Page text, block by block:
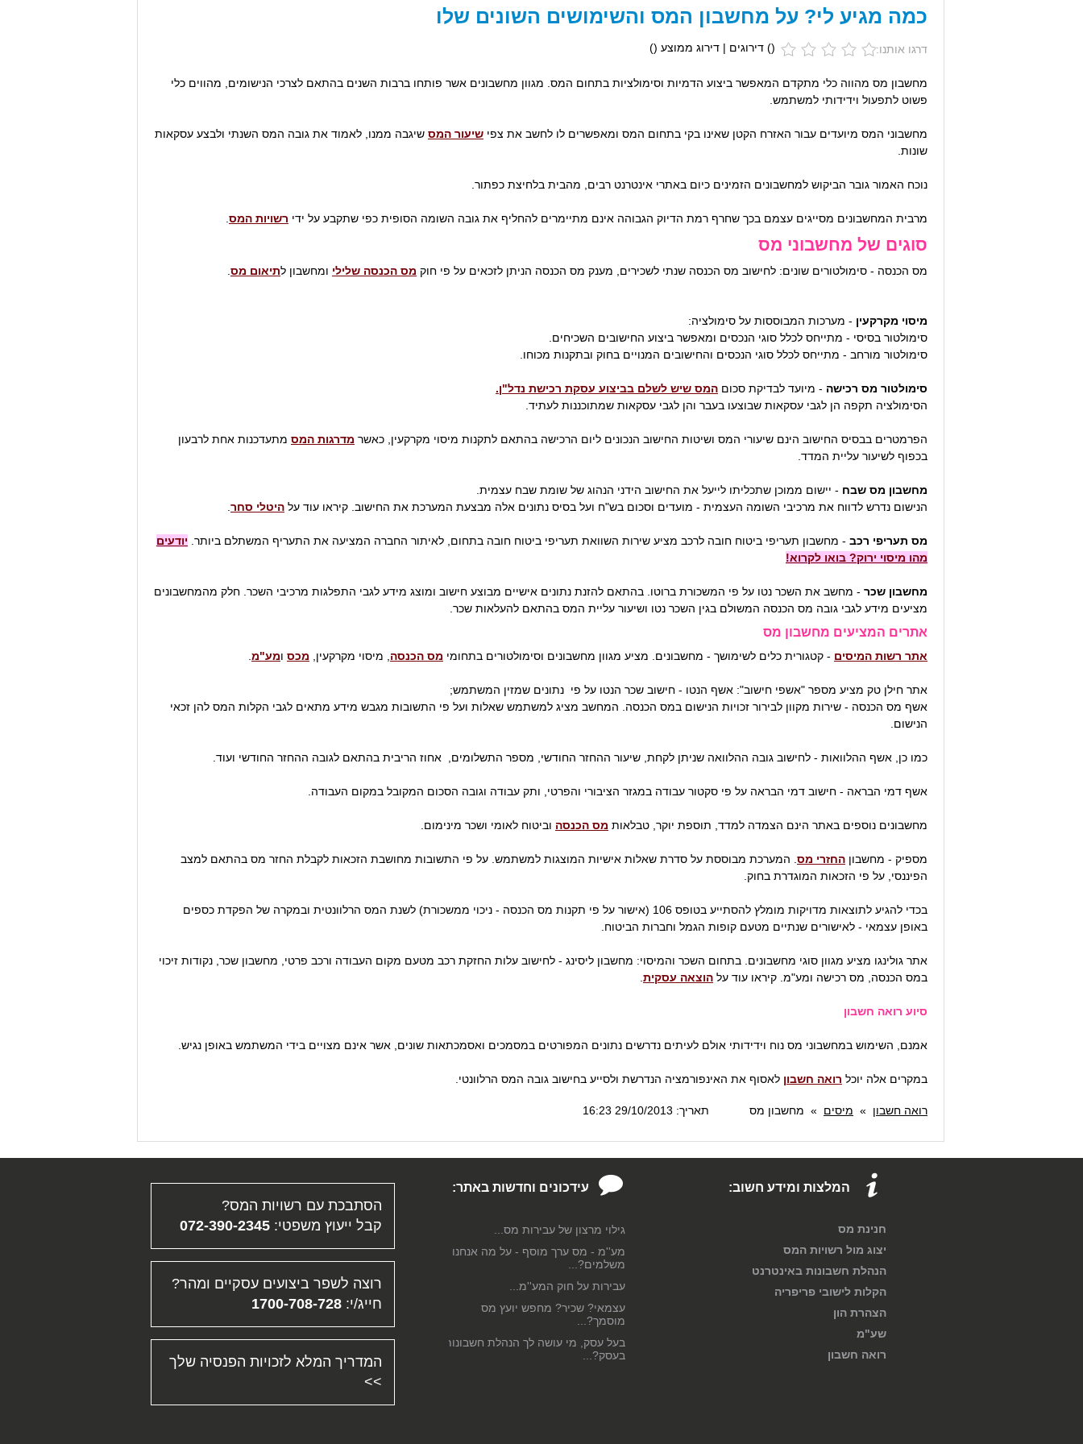
כמה מגיע לי? על מחשבון המס והשימושים השונים שלו
דרגו אותנו: () דירוגים | דירוג ממוצע ()
מחשבון מס מהווה כלי מתקדם המאפשר ביצוע הדמיות וסימולציות בתחום המס. מגוון מחשבונים אשר פותחו ברבות השנים בהתאם לצרכי הנישומים, מהווים כלי
פשוט לתפעול וידידותי למשתמש.
מחשבוני המס מיועדים עבור האזרח הקטן שאינו בקי בתחום המס ומאפשרים לו לחשב את צפי שיעור המס שיגבה ממנו, לאמוד את גובה המס השנתי ולבצע עסקאות
שונות.
נוכח האמור גובר הביקוש למחשבונים הזמינים כיום באתרי אינטרנט רבים, מהבית בלחיצת כפתור.
מרבית המחשבונים מסייגים עצמם בכך שחרף רמת הדיוק הגבוהה אינם מתיימרים להחליף את גובה השומה הסופית כפי שתקבע על ידי רשויות המס
סוגים של מחשבוני מס
מס הכנסה - סימולטורים שונים: לחישוב מס הכנסה שנתי לשכירים, מענק מס הכנסה הניתן לזכאים על פי חוק מס הכנסה שלילי ומחשבון לתיאום מס
מיסוי מקרקעין - מערכות המבוססות על סימולציה:
סימולטור בסיסי - מתייחס לכלל סוגי הנכסים ומאפשר ביצוע החישובים השכיחים.
סימולטור מורחב - מתייחס לכלל סוגי הנכסים והחישובים המנויים בחוק ובתקנות מכוחו.
סימולטור מס רכישה - מיועד לבדיקת סכום המס שיש לשלם בביצוע עסקת רכישת נדל"ן.
הסימולציה תקפה הן לגבי עסקאות שבוצעו בעבר והן לגבי עסקאות שמתוכננות לעתיד.
הפרמטרים בבסיס החישוב הינם שיעורי המס ושיטות החישוב הנכונים ליום הרכישה בהתאם לתקנות מיסוי מקרקעין, כאשר מדרגות המס מתעדכנות אחת לרבעון
בכפוף לשיעור עליית המדד.
מחשבון מס שבח - יישום ממוכן שתכליתו לייעל את החישוב הידני הנהוג של שומת שבח עצמית.
הנישום נדרש לדווח את מרכיבי השומה העצמית - מועדים וסכום בש"ח ועל בסיס נתונים אלה מבצעת המערכת את החישוב. קיראו עוד על היטלי סחר
מס תעריפי רכב - מחשבון תעריפי ביטוח חובה לרכב מציע שירות השוואת תעריפי ביטוח חובה בתחום, לאיתור החברה המציעה את התעריף המשתלם ביותר. יודעים
מהו מיסוי ירוק? בואו לקרוא!
מחשבון שכר - מחשב את השכר נטו על פי המשכורת ברוטו. בהתאם להזנת נתונים אישיים מבוצע חישוב ומוצג מידע לגבי התפלגות מרכיבי השכר. חלק מהמחשבונים
מציעים מידע לגבי גובה מס הכנסה המשולם בגין השכר נטו ושיעור עליית המס בהתאם להעלאות שכר.
אתרים המציעים מחשבון מס
אתר רשות המיסים - קטגורית כלים לשימושך - מחשבונים. מציע מגוון מחשבונים וסימולטורים בתחומי מס הכנסה , מיסוי מקרקעין, מכס ומע"מ
אתר חילן טק מציע מספר "אשפי חישוב": אשף הנטו - חישוב שכר הנטו על פי נתונים שמזין המשתמש;
אשף מס הכנסה - שירות מקוון לבירור זכויות הנישום במס הכנסה. המחשב מציג למשתמש שאלות ועל פי התשובות מגבש מידע מתאים לגבי הקלות המס להן זכאי
הנישום.
כמו כן, אשף ההלוואות - לחישוב גובה ההלוואה שניתן לקחת, שיעור ההחזר החודשי, מספר התשלומים, אחוז הריבית בהתאם לגובה ההחזר החודשי ועוד.
אשף דמי הבראה - חישוב דמי הבראה על פי סקטור עבודה במגזר הציבורי והפרטי, ותק עבודה וגובה הסכום המקובל במקום העבודה.
מחשבונים נוספים באתר הינם הצמדה למדד, תוספת יוקר, טבלאות מס הכנסה וביטוח לאומי ושכר מינימום.
מספיק - מחשבון החזרי מס . המערכת מבוססת על סדרת שאלות אישיות המוצגות למשתמש. על פי התשובות מחושבת הזכאות לקבלת החזר מס בהתאם למצב
הפיננסי, על פי הזכאות המוגדרת בחוק.
בכדי להגיע לתוצאות מדויקות מומלץ להסתייע בטופס 106 (אישור על פי תקנות מס הכנסה - ניכוי ממשכורת) לשנת המס הרלוונטית ובמקרה של הפקדת כספים
באופן עצמאי - לאישורים שנתיים מטעם קופות הגמל וחברות הביטוח.
אתר גולינגו מציע מגוון סוגי מחשבונים. בתחום השכר והמיסוי: מחשבון ליסינג - לחישוב עלות החזקת רכב מטעם מקום העבודה ורכב פרטי, מחשבון שכר, נקודות זיכוי
במס הכנסה, מס רכישה ומע"מ. קיראו עוד על הוצאה עסקית
סיוע רואה חשבון
אמנם, השימוש במחשבוני מס נוח וידידותי אולם לעיתים נדרשים נתונים המפורטים במסמכים ואסמכתאות שונים, אשר אינם מצויים בידי המשתמש באופן נגיש.
במקרים אלה יוכל רואה חשבון לאסוף את האינפורמציה הנדרשת ולסייע בחישוב גובה המס הרלוונטי.
רואה חשבון » מיסים » מחשבון מס תאריך: 29/10/2013 16:23
המלצות ומידע חשוב:
חנינת מס
יצוג מול רשויות המס
הנהלת חשבונות באינטרנט
הקלות לישובי פריפריה
הצהרת הון
שע"מ
רואה חשבון
עידכונים וחדשות באתר:
גילוי מרצון של עבירות מס...
מע''מ - מס ערך מוסף - על מה אנחנו
משלמים?...
עבירות על חוק המע''מ...
עצמאי? שכיר? מחפש יועץ מס
מוסמך?...
בעל עסק, מי עושה לך הנהלת חשבונות
בעסק?...
הסתבכת עם רשויות המס?
קבל ייעוץ משפטי: 072-390-2345
רוצה לשפר ביצועים עסקיים ומהר?
חייג/י: 1700-708-728
המדריך המלא לזכויות הפנסיה שלך
>>